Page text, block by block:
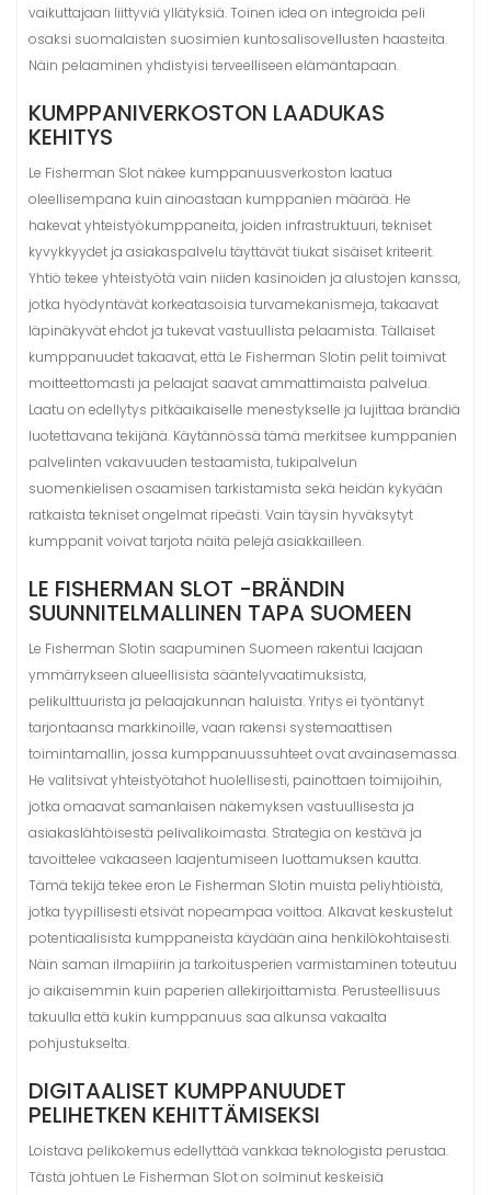
vaikuttajaan liittyviä yllätyksiä. Toinen idea on integroida peli
osaksi suomalaisten suosimien kuntosalisovellusten haasteita.
Näin pelaaminen yhdistyisi terveelliseen elämäntapaan.
KUMPPANIVERKOSTON LAADUKAS
KEHITYS
Le Fisherman Slot näkee kumppanuusverkoston laatua
oleellisempana kuin ainoastaan kumppanien määrää. He
hakevat yhteistyökumppaneita, joiden infrastruktuuri, tekniset
kyvykkyydet ja asiakaspalvelu täyttävät tiukat sisäiset kriteerit.
Yhtiö tekee yhteistyötä vain niiden kasinoiden ja alustojen kanssa,
jotka hyödyntävät korkeatasoisia turvamekanismeja, takaavat
läpinäkyvät ehdot ja tukevat vastuullista pelaamista. Tällaiset
kumppanuudet takaavat, että Le Fisherman Slotin pelit toimivat
moitteettomasti ja pelaajat saavat ammattimaista palvelua.
Laatu on edellytys pitkäaikaiselle menestykselle ja lujittaa brändiä
luotettavana tekijänä. Käytännössä tämä merkitsee kumppanien
palvelinten vakavuuden testaamista, tukipalvelun
suomenkielisen osaamisen tarkistamista sekä heidän kykyään
ratkaista tekniset ongelmat ripeästi. Vain täysin hyväksytyt
kumppanit voivat tarjota näitä pelejä asiakkailleen.
LE FISHERMAN SLOT -BRÄNDIN
SUUNNITELMALLINEN TAPA SUOMEEN
Le Fisherman Slotin saapuminen Suomeen rakentui laajaan
ymmärrykseen alueellisista sääntelyvaatimuksista,
pelikulttuurista ja pelaajakunnan haluista. Yritys ei työntänyt
tarjontaansa markkinoille, vaan rakensi systemaattisen
toimintamallin, jossa kumppanuussuhteet ovat avainasemassa.
He valitsivat yhteistyötahot huolellisesti, painottaen toimijoihin,
jotka omaavat samanlaisen näkemyksen vastuullisesta ja
asiakaslähtöisestä pelivalikoimasta. Strategia on kestävä ja
tavoittelee vakaaseen laajentumiseen luottamuksen kautta.
Tämä tekijä tekee eron Le Fisherman Slotin muista peliyhtiöistä,
jotka tyypillisesti etsivät nopeampaa voittoa. Alkavat keskustelut
potentiaalisista kumppaneista käydään aina henkilökohtaisesti.
Näin saman ilmapiirin ja tarkoitusperien varmistaminen toteutuu
jo aikaisemmin kuin paperien allekirjoittamista. Perusteellisuus
takuulla että kukin kumppanuus saa alkunsa vakaalta
pohjustukselta.
DIGITAALISET KUMPPANUUDET
PELIHETKEN KEHITTÄMISEKSI
Loistava pelikokemus edellyttää vankkaa teknologista perustaa.
Tästä johtuen Le Fisherman Slot on solminut keskeisiä